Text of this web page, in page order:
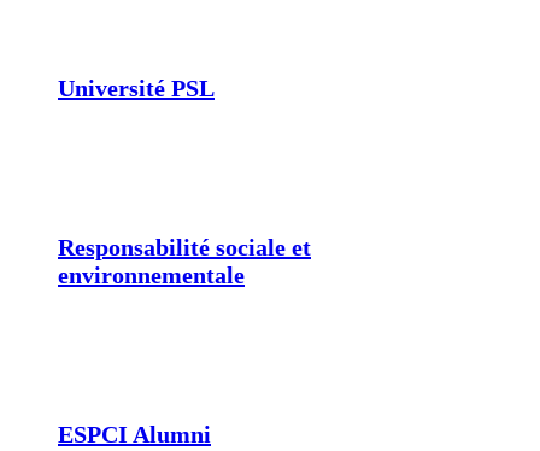
Université PSL
Responsabilité sociale et
environnementale
ESPCI Alumni